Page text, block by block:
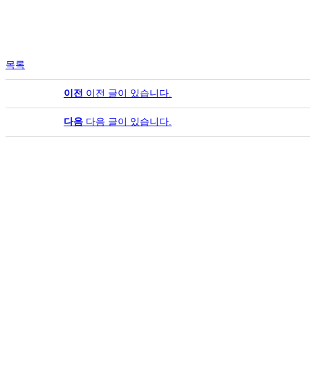
목록
이전 이전 글이 있습니다.
다음 다음 글이 있습니다.